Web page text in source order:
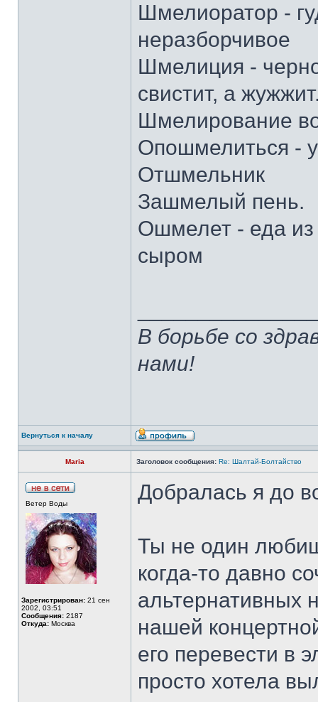
Шмелиоратор -
неразборчивое
Шмелиция -
свистит, а
Шмелирование
Опошмелиться -
Отшмельник
Зашмелый пень.
Ошмелет - еда
сыром
В борьбе со
нами!
Вернуться к началу
Maria Заголовок сообщения: Re: Шалтай-Болтайство
Ветер Воды
Зарегистрирован: 21 сен
2002, 03:51
Сообщения: 2187
Откуда: Москва
Добралась я до
Ты не один
когда-то давно
альтернативных
нашей
его перевести в
просто хотела